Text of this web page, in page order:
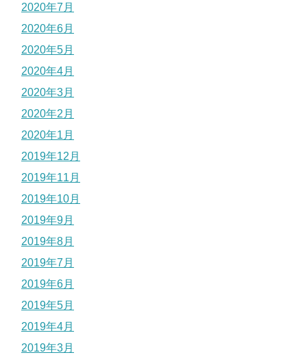
2020年7月
2020年6月
2020年5月
2020年4月
2020年3月
2020年2月
2020年1月
2019年12月
2019年11月
2019年10月
2019年9月
2019年8月
2019年7月
2019年6月
2019年5月
2019年4月
2019年3月